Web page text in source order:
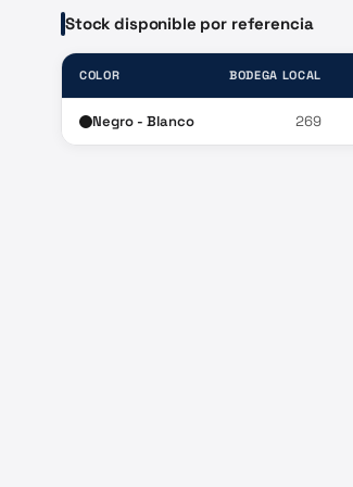
Stock disponible por referencia
COLOR BODEGA LOCAL
Negro - Blanco 269